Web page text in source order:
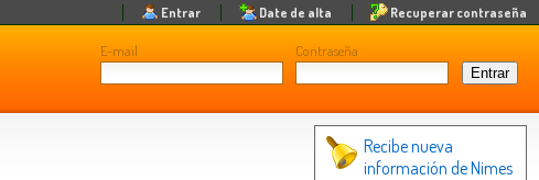
E-mail Contraseña
Entrar Date de alta Recuperar contraseña
Recibe nueva
información de Nimes